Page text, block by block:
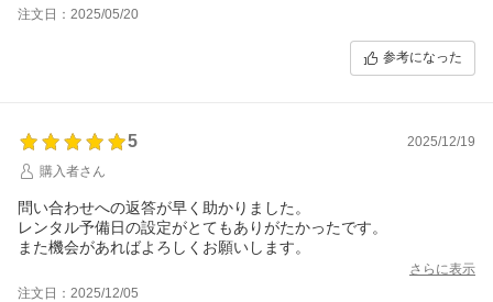
注文日：2025/05/20
参考になった
5
2025/12/19
購入者さん
問い合わせへの返答が早く助かりました。
レンタル予備日の設定がとてもありがたかったです。
また機会があればよろしくお願いします。
さらに表示
注文日：2025/12/05